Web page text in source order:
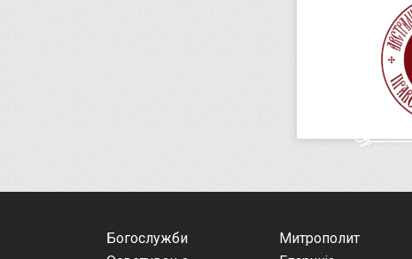
Богослужби
Митрополит